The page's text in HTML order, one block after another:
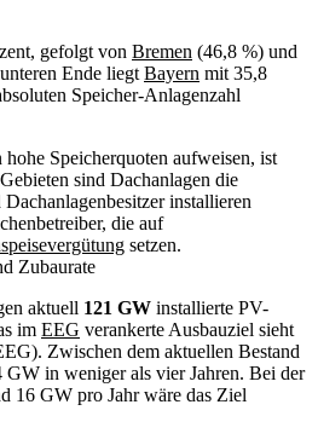
gefolgt von Bremen (46,8 %) und
Ende liegt Bayern mit 35,8
Speicher-Anlagenzahl
hohe Speicherquoten aufweisen, ist
sind Dachanlagen die
installieren
die auf
setzen.
Zubaurate
aktuell 121 GW installierte PV-
im EEG verankerte Ausbauziel sieht
Zwischen dem aktuellen Bestand
in weniger als vier Jahren. Bei der
16 GW pro Jahr wäre das Ziel